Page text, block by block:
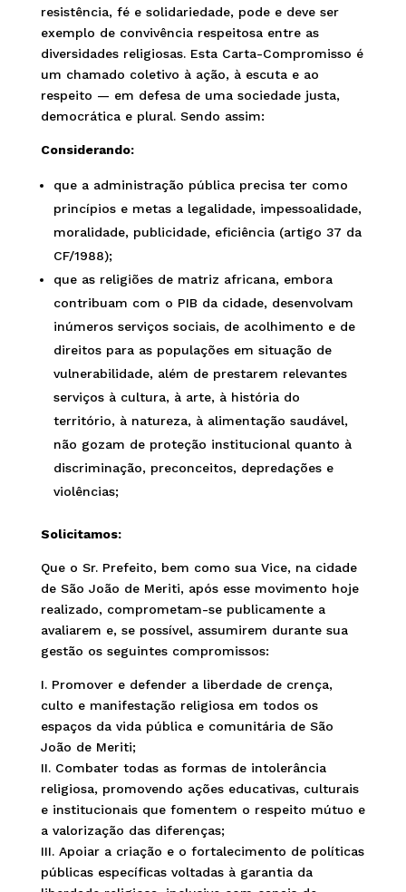
resistência, fé e solidariedade, pode e deve ser
exemplo de convivência respeitosa entre as
diversidades religiosas. Esta Carta-Compromisso é
um chamado coletivo à ação, à escuta e ao
respeito — em defesa de uma sociedade justa,
democrática e plural. Sendo assim:
Considerando:
que a administração pública precisa ter como
princípios e metas a legalidade, impessoalidade,
moralidade, publicidade, eficiência (artigo 37 da
CF/1988);
que as religiões de matriz africana, embora
contribuam com o PIB da cidade, desenvolvam
inúmeros serviços sociais, de acolhimento e de
direitos para as populações em situação de
vulnerabilidade, além de prestarem relevantes
serviços à cultura, à arte, à história do
território, à natureza, à alimentação saudável,
não gozam de proteção institucional quanto à
discriminação, preconceitos, depredações e
violências;
Solicitamos:
Que o Sr. Prefeito, bem como sua Vice, na cidade
de São João de Meriti, após esse movimento hoje
realizado, comprometam-se publicamente a
avaliarem e, se possível, assumirem durante sua
gestão os seguintes compromissos:
I. Promover e defender a liberdade de crença,
culto e manifestação religiosa em todos os
espaços da vida pública e comunitária de São
João de Meriti;
II. Combater todas as formas de intolerância
religiosa, promovendo ações educativas, culturais
e institucionais que fomentem o respeito mútuo e
a valorização das diferenças;
III. Apoiar a criação e o fortalecimento de políticas
públicas específicas voltadas à garantia da